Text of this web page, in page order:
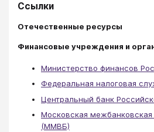
Ссылки
Отечественные ресурсы
Финансовые учреждения и
Министерство финансов
Федеральная налоговая
Центральный банк
Московская
(ММВБ)